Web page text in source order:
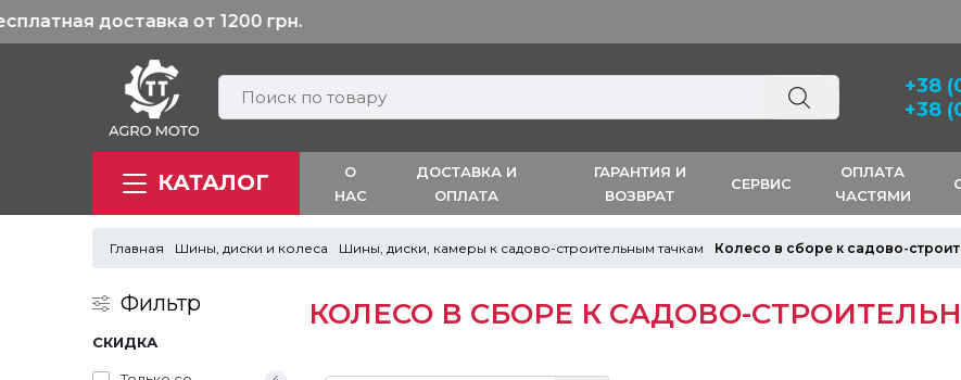
+38
+38
КАТАЛОГ
О
НАС
ДОСТАВКА И
ОПЛАТА
ГАРАНТИЯ И
ВОЗВРАТ
СЕРВИС
ОПЛАТА
ЧАСТЯМИ
Главная Шины, диски и колеса Шины, диски, камеры к садово-строительным тачкам Колесо в сборе к садово-
Фильтр
СКИДКА
КОЛЕСО В СБОРЕ К САДОВО-